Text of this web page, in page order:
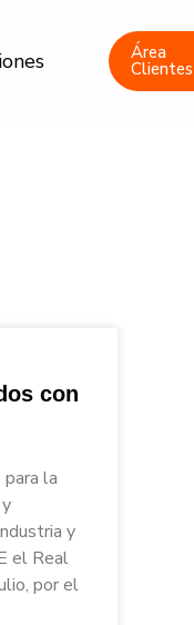
Área
Clientes
con
la
y
el Real
por el